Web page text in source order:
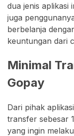
dua jenis aplikasi
juga
berbelanja
keuntungan dari
Minimal
Gopay
Dari pihak
transfer sebesar
yang ingin